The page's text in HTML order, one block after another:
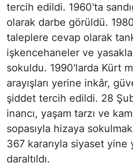
tercih edildi. 1960'ta
olarak darbe görüldü.
taleplere cevap olarak
işkencehaneler ve
sokuldu. 1990'larda Kürt
arayışları yerine inkâr,
şiddet tercih edildi. 28
inancı, yaşam tarzı ve
sopasıyla hizaya
367 kararıyla siyaset yine
daraltıldı.